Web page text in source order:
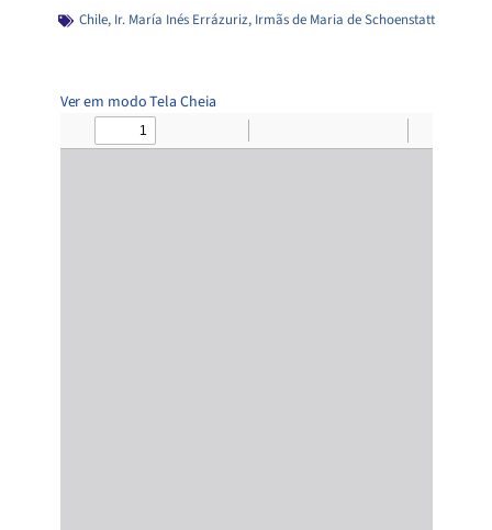
Chile, Ir. María Inés Errázuriz, Irmãs de Maria de Schoenstatt
Ver em modo Tela Cheia